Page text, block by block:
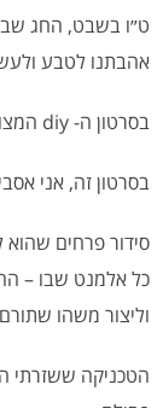
ט״ו בשבט, החג
אהבתנו לטבע
בסרטון ה- diy המצורף, סרטון שצולם לא מזמן ורלוונטי מאוד לחג הט״ו בשבט, ובעצם לכל חג.
בסרטון זה, אני
סידור פרחים
כל אלמנט שבו –
וליצור משהו
הטכניקה ששזרתי